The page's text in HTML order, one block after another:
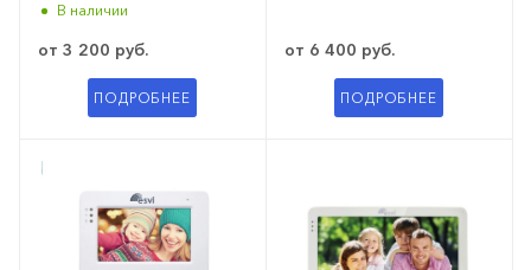
В наличии
от 3 200 руб.
ПОДРОБНЕЕ
от 6 400 руб.
ПОДРОБНЕЕ